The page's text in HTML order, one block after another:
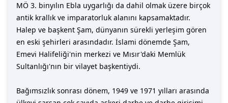
MÖ 3. binyılın Ebla uygarlığı da dahil olmak üzere birçok
antik krallık ve imparatorluk alanını kapsamaktadır.
Halep ve başkent Şam, dünyanın sürekli yerleşim gören
en eski şehirleri arasındadır. İslami dönemde Şam,
Emevi Halifeliği'nin merkezi ve Mısır'daki Memlük
Sultanlığı'nın bir vilayet başkentiydi.
Bağımsızlık sonrası dönem, 1949 ve 1971 yılları arasında